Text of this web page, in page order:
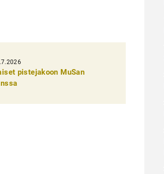
pistejakoon MuSan